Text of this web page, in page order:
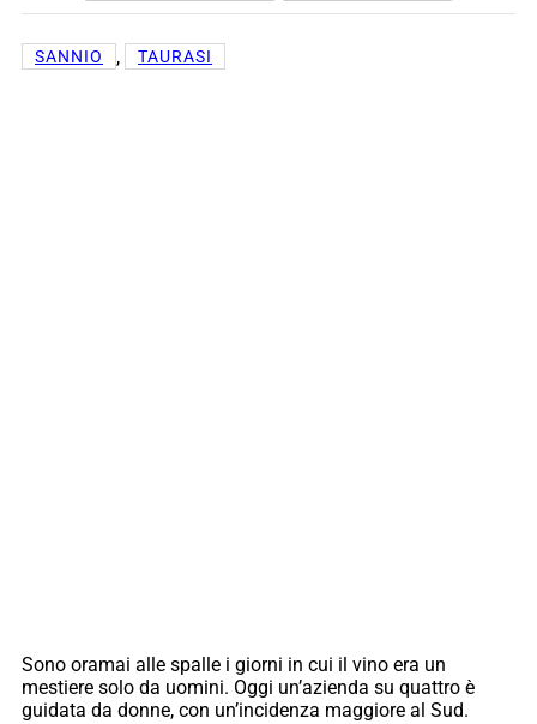
SANNIO , TAURASI
Sono oramai alle spalle i giorni in cui il vino era un
mestiere solo da uomini. Oggi un’azienda su quattro è
guidata da donne, con un’incidenza maggiore al Sud.